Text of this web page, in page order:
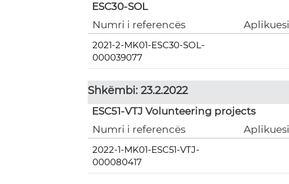
ESC30-SOL
Numri i referencës
Aplikuesi
2021-2-MK01-ESC30-SOL-
000039077
Shkëmbi: 23.2.2022
ESC51-VTJ Volunteering projects
Numri i referencës
Aplikuesi
2022-1-MK01-ESC51-VTJ-
000080417